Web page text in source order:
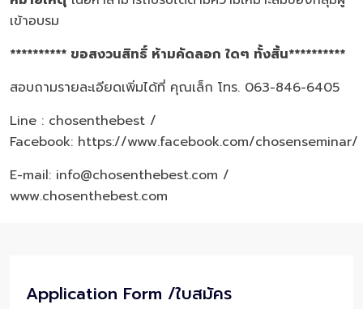
เข้าอบรม
********** ขอสงวนสิทธิ์ ห้ามคัดลอก ใดๆ ทั้งสิ้น**********
สอบถามรายละเอียดเพิ่มได้ที่ คุณเล็ก โทร. 063-846-6405
Line : chosenthebest /
Facebook: https://www.facebook.com/chosenseminar/
E-mail: info@chosenthebest.com /
www.chosenthebest.com
Application Form /ใบสมัคร